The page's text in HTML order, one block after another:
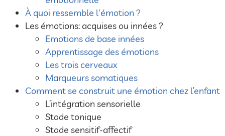
À quoi ressemble l'émotion ?
Les émotions: acquises ou innées ?
Emotions de base innées
Apprentissage des émotions
Les trois cerveaux
Marqueurs somatiques
Comment se construit une émotion chez l’enfant
L’intégration sensorielle
Stade tonique
Stade sensitif-affectif